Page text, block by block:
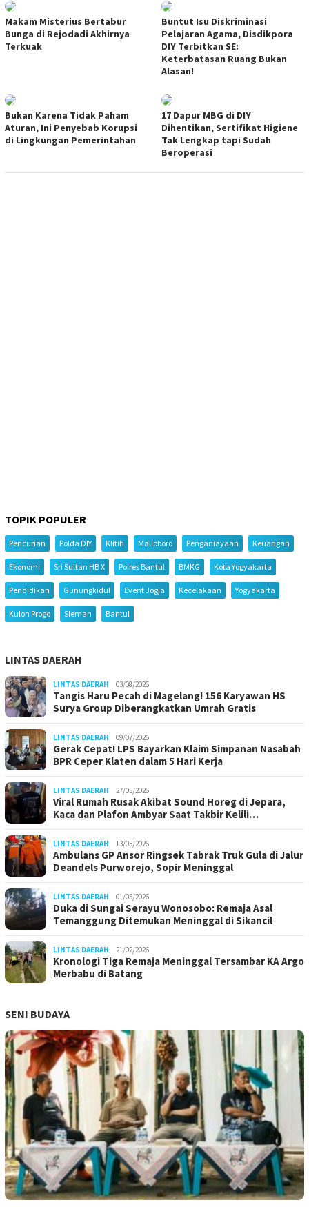
Makam Misterius Bertabur
Bunga di Rejodadi Akhirnya
Terkuak
Buntut Isu Diskriminasi
Pelajaran Agama, Disdikpora
DIY Terbitkan SE:
Keterbatasan Ruang Bukan
Alasan!
Bukan Karena Tidak Paham
Aturan, Ini Penyebab Korupsi
di Lingkungan Pemerintahan
17 Dapur MBG di DIY
Dihentikan, Sertifikat Higiene
Tak Lengkap tapi Sudah
Beroperasi
TOPIK POPULER
Pencurian Polda DIY Klitih Malioboro Penganiayaan Keuangan
Ekonomi Sri Sultan HB X Polres Bantul BMKG Kota Yogyakarta
Pendidikan Gunungkidul Event Jogja Kecelakaan Yogyakarta
Kulon Progo Sleman Bantul
LINTAS DAERAH
LINTAS DAERAH 03/08/2026
Tangis Haru Pecah di Magelang! 156 Karyawan HS
Surya Group Diberangkatkan Umrah Gratis
LINTAS DAERAH 09/07/2026
Gerak Cepat! LPS Bayarkan Klaim Simpanan Nasabah
BPR Ceper Klaten dalam 5 Hari Kerja
LINTAS DAERAH 27/05/2026
Viral Rumah Rusak Akibat Sound Horeg di Jepara,
Kaca dan Plafon Ambyar Saat Takbir Kelili…
LINTAS DAERAH 13/05/2026
Ambulans GP Ansor Ringsek Tabrak Truk Gula di Jalur
Deandels Purworejo, Sopir Meninggal
LINTAS DAERAH 01/05/2026
Duka di Sungai Serayu Wonosobo: Remaja Asal
Temanggung Ditemukan Meninggal di Sikancil
LINTAS DAERAH 21/02/2026
Kronologi Tiga Remaja Meninggal Tersambar KA Argo
Merbabu di Batang
SENI BUDAYA